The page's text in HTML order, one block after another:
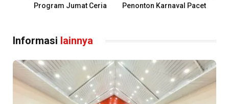
Program Jumat Ceria
Penonton Karnaval Pacet
Informasi lainnya